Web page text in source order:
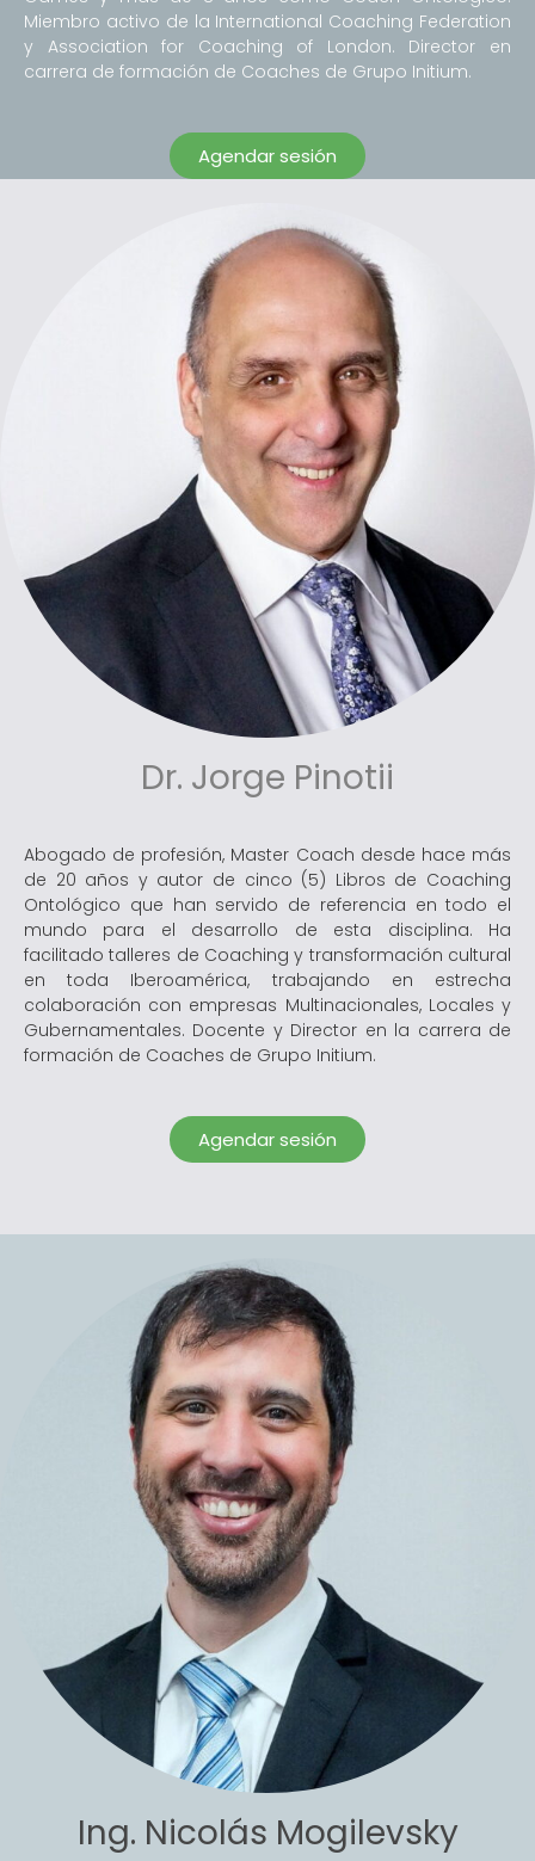
Miembro activo de la International Coaching Federation
y Association for Coaching of London. Director en
carrera de formación de Coaches de Grupo Initium.
Agendar sesión
Dr. Jorge Pinotii
Abogado de profesión, Master Coach desde hace más
de 20 años y autor de cinco (5) Libros de Coaching
Ontológico que han servido de referencia en todo el
mundo para el desarrollo de esta disciplina. Ha
facilitado talleres de Coaching y transformación cultural
en toda Iberoamérica, trabajando en estrecha
colaboración con empresas Multinacionales, Locales y
Gubernamentales. Docente y Director en la carrera de
formación de Coaches de Grupo Initium.
Agendar sesión
Ing. Nicolás Mogilevsky